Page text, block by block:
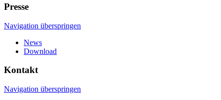
Presse
Navigation überspringen
News
Download
Kontakt
Navigation überspringen